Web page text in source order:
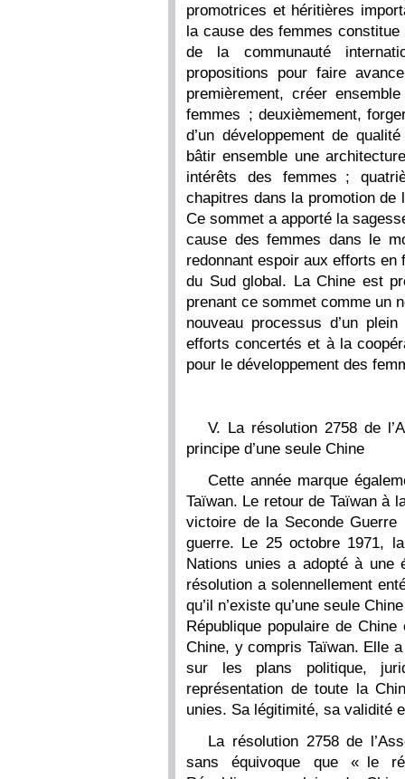
promotrices et héritières
la cause des femmes constitue
de la communauté
propositions pour faire
premièrement, créer
femmes ; deuxièmement,
d’un développement de
bâtir ensemble une
intérêts des femmes ;
chapitres dans la promotion de
Ce sommet a apporté la
cause des femmes dans le
redonnant espoir aux efforts en
du Sud global. La Chine est
prenant ce sommet comme un
nouveau processus d’un
efforts concertés et à la
pour le développement des
V. La résolution 2758 de
principe d’une seule Chine
Cette année marque
Taïwan. Le retour de Taïwan à
victoire de la Seconde Guerre
guerre. Le 25 octobre 1971,
Nations unies a adopté à une
résolution a solennellement
qu’il n’existe qu’une seule
République populaire de
Chine, y compris Taïwan. Elle
sur les plans politique,
représentation de toute la
unies. Sa légitimité, sa validité
La résolution 2758 de
sans équivoque que « le